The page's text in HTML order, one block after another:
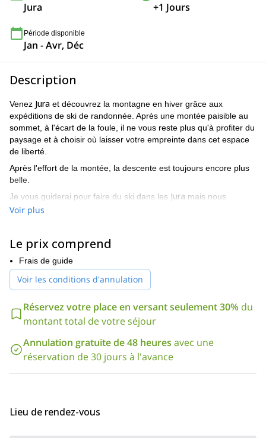
Jura +1 Jours
Période disponible
Jan - Avr, Déc
Description
Venez Jura et découvrez la montagne en hiver grâce aux
expéditions de ski de randonnée. Après une montée paisible au
sommet, à l'écart de la foule, il ne vous reste plus qu'à profiter du
paysage et à choisir où laisser votre empreinte dans cet espace
de liberté.
Après l'effort de la montée, la descente est toujours encore plus
belle.
Je vous guiderai pour faire du ski dans les Jura mais nous
pouvons aussi profiter d'un programme de ski de randonnée en
Avec des parcours d'initiation en altitude, j'adapterai le
programme de randonnée à vos attentes et à votre expérience.
Vous devez être en bonne forme physique (D+ entre 700 et 1500
m selon le parcours). De plus, vous devez être à l'aise pour skier
sur des pistes rouges. Je prends des clients de 12 ans et plus.
Vous avez envie de vous échapper des sentiers battus pour un
ou plusieurs jours, vers des paysages à couper le souffle ? Alors
contactez-moi, je serai heureux de vous guider et de vous
permettre de vivre un moment unique en montagne.
Voir plus
Le prix comprend
Frais de guide
Voir les conditions d'annulation
Réservez votre place en versant seulement 30% du
montant total de votre séjour
Annulation gratuite de 48 heures avec une
réservation de 30 jours à l'avance
Lieu de rendez-vous